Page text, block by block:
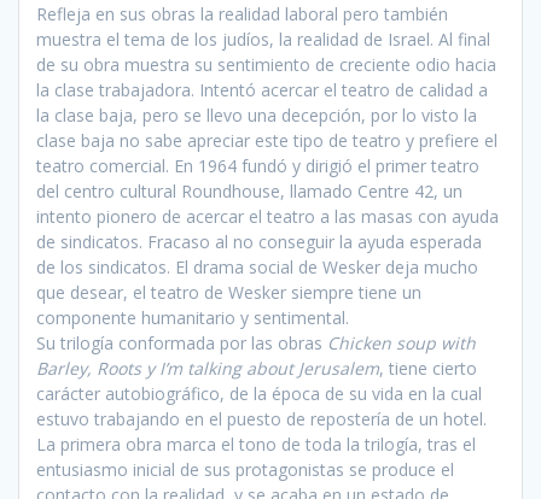
Refleja en sus obras la realidad laboral pero también
muestra el tema de los judíos, la realidad de Israel. Al final
de su obra muestra su sentimiento de creciente odio hacia
la clase trabajadora. Intentó acercar el teatro de calidad a
la clase baja, pero se llevo una decepción, por lo visto la
clase baja no sabe apreciar este tipo de teatro y prefiere el
teatro comercial. En 1964 fundó y dirigió el primer teatro
del centro cultural Roundhouse, llamado Centre 42, un
intento pionero de acercar el teatro a las masas con ayuda
de sindicatos. Fracaso al no conseguir la ayuda esperada
de los sindicatos. El drama social de Wesker deja mucho
que desear, el teatro de Wesker siempre tiene un
componente humanitario y sentimental.
Su trilogía conformada por las obras Chicken soup with
Barley, Roots y I’m talking about Jerusalem, tiene cierto
carácter autobiográfico, de la época de su vida en la cual
estuvo trabajando en el puesto de repostería de un hotel.
La primera obra marca el tono de toda la trilogía, tras el
entusiasmo inicial de sus protagonistas se produce el
contacto con la realidad, y se acaba en un estado de